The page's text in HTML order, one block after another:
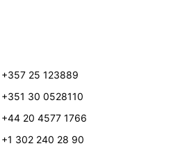
+357 25 123889
+351 30 0528110
+44 20 4577 1766
+1 302 240 28 90